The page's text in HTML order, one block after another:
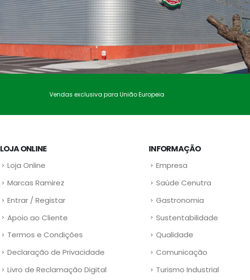
Vendas exclusiva para União Europeia
LOJA ONLINE
Loja Online
Marcas Ramirez
Entrar / Registar
Apoio ao Cliente
Termos e Condições
Declaração de Privacidade
Livro de Reclamação Digital
INFORMAÇÃO
Empresa
Saúde Cenutra
Gastronomia
Sustentabilidade
Qualidade
Comunicação
Turismo Industrial